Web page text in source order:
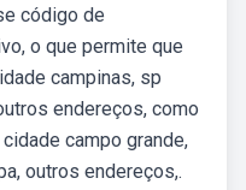
código de
o que permite que
campinas, sp
endereços, como
campo grande,
outros endereços,.